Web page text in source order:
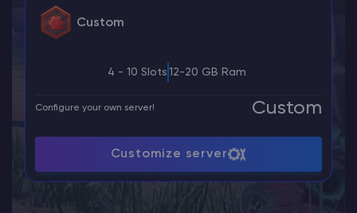
Custom
4 - 10 Slots 12-20 GB Ram
Configure your own server! Custom
Customize server